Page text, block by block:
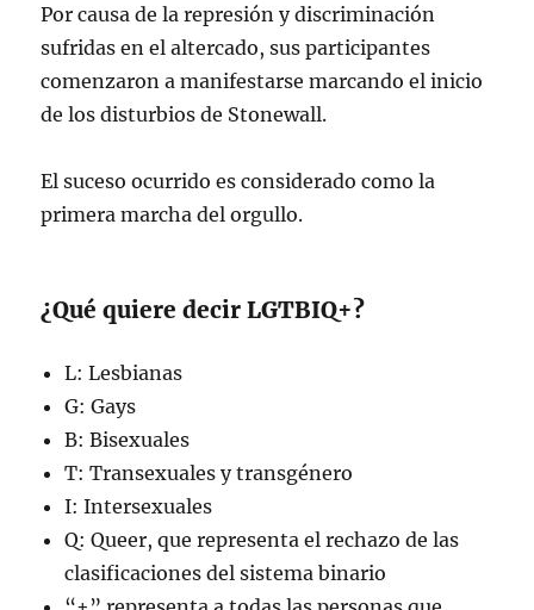
Por causa de la represión y discriminación
sufridas en el altercado, sus participantes
comenzaron a manifestarse marcando el inicio
de los disturbios de Stonewall.
El suceso ocurrido es considerado como la
primera marcha del orgullo.
¿Qué quiere decir LGTBIQ+?
L: Lesbianas
G: Gays
B: Bisexuales
T: Transexuales y transgénero
I: Intersexuales
Q: Queer, que representa el rechazo de las
clasificaciones del sistema binario